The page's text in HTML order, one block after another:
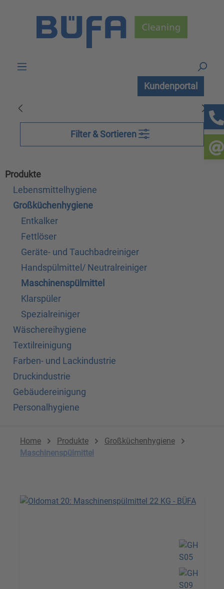
Kundenportal
Filter & Sortieren
Produkte
Lebensmittelhygiene
Großküchenhygiene
Entkalker
Fettlöser
Geräte- und Tauchbadreiniger
Handspülmittel/ Neutralreiniger
Maschinenspülmittel
Klarspüler
Spezialreiniger
Wäschereihygiene
Textilreinigung
Farben- und Lackindustrie
Druckindustrie
Gebäudereinigung
Personalhygiene
Home Produkte
Großküchenhygiene
Maschinenspülmittel